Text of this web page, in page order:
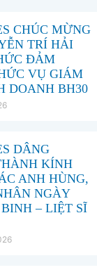
CHÚC MỪNG
TRÍ HẢI
ĐẢM
VỤ GIÁM
DOANH BH30
DÂNG
KÍNH
ANH HÙNG,
NGÀY
– LIỆT SĨ